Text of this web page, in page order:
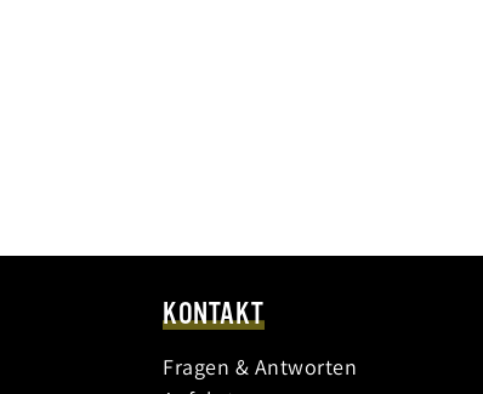
KONTAKT
Fragen & Antworten